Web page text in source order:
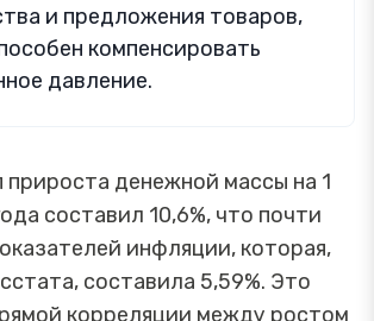
и предложения товаров,
компенсировать
давление.
прироста денежной массы на 1
составил 10,6%, что почти
инфляции, которая,
составила 5,59%. Это
корреляции между ростом